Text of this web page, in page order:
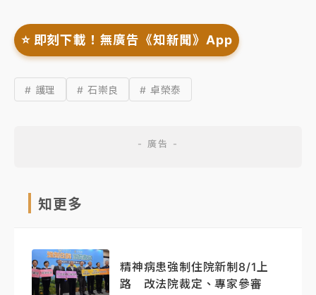
⭐️ 即刻下載！無廣告《知新聞》App
# 護理 # 石崇良 # 卓榮泰
知更多
精神病患強制住院新制8/1上
路 改法院裁定、專家參審